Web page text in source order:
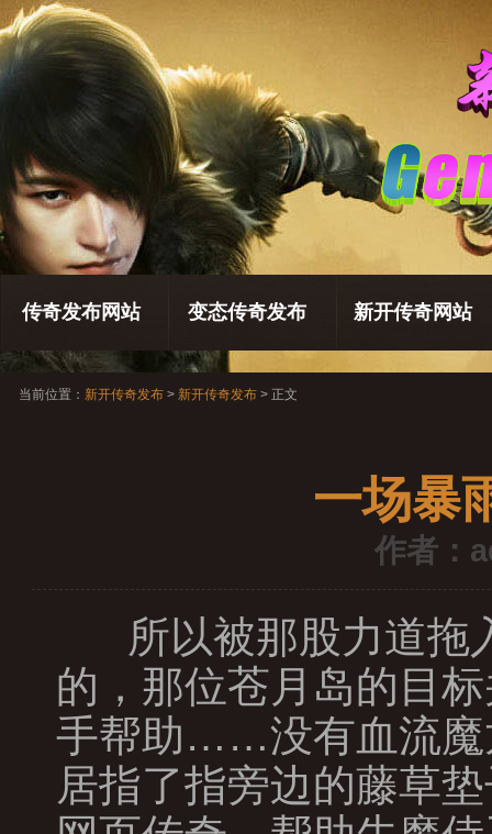
传奇发布网站 变态传奇发布 新开传奇网站
当前位置： 新开传奇发布 > 新开传奇发布 > 正文
一场暴
作者：
所以被那股力道拖
的，那位苍月岛的目
手帮助……没有血流魔
居指了指旁边的藤草